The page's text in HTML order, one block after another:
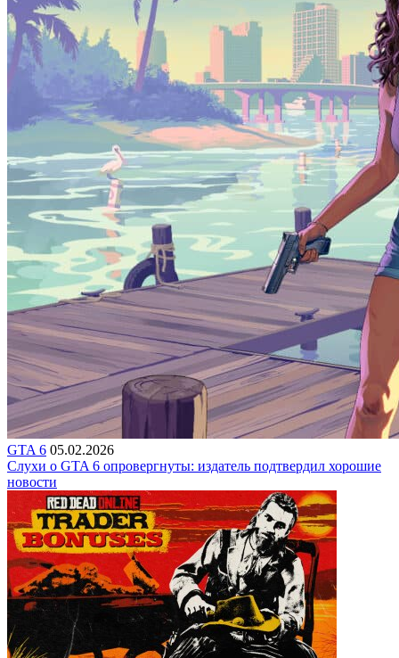
GTA 6 05.02.2026
Слухи о GTA 6 опровергнуты: издатель подтвердил хорошие
новости